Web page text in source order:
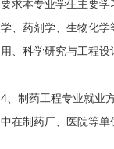
要求本专业学生主要
学、药剂学、生物化
用、科学研究与工程设
4、制药工程专业就业
中在制药厂、医院等单